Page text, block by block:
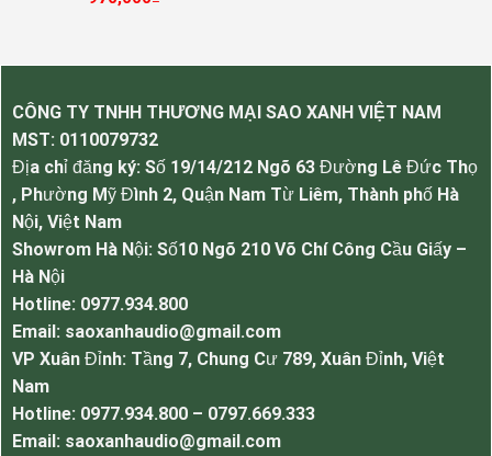
MF1201.
Nhận micro khoảng cách: 20-50CM
Nguồn DC9V
Dây micro dài: 7M
Đáp ứng tần số: 60 – 16KHz
Độ nhạy: -42 ± dB
CÔNG TY TNHH THƯƠNG MẠI SAO XANH VIỆT NAM
MST: 0110079732
Địa chỉ đăng ký: Số 19/14/212 Ngõ 63 Đường Lê Đức Thọ
, Phường Mỹ Đình 2, Quận Nam Từ Liêm, Thành phố Hà
Nội, Việt Nam
Showrom Hà Nội: Số10 Ngõ 210 Võ Chí Công Cầu Giấy –
Hà Nội
Hotline: 0977.934.800
Email: saoxanhaudio@gmail.com
VP Xuân Đỉnh: Tầng 7, Chung Cư 789, Xuân Đỉnh, Việt
Nam
Hotline: 0977.934.800 – 0797.669.333
Email: saoxanhaudio@gmail.com